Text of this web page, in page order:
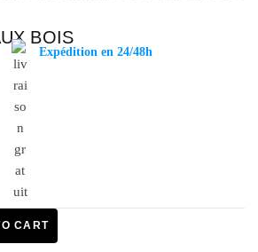
BOIS
Expédition en 24/48h
CART